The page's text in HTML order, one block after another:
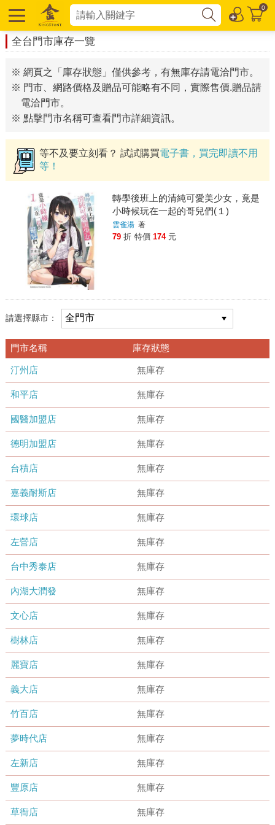
0
全台門市庫存一覽
※ 網頁之「庫存狀態」僅供參考，有無庫存請電洽門市。
※ 門市、網路價格及贈品可能略有不同，實際售價.贈品請
電洽門市。
※ 點擊門市名稱可查看門市詳細資訊。
等不及要立刻看？ 試試購買電子書，買完即讀不用
等！
轉學後班上的清純可愛美少女，竟是
小時候玩在一起的哥兒們(１)
雲雀湯 著
79 折 特價 174 元
請選擇縣市：
門市名稱 庫存狀態
汀州店 無庫存
和平店 無庫存
國醫加盟店 無庫存
德明加盟店 無庫存
台積店 無庫存
嘉義耐斯店 無庫存
環球店 無庫存
左營店 無庫存
台中秀泰店 無庫存
內湖大潤發 無庫存
文心店 無庫存
樹林店 無庫存
麗寶店 無庫存
義大店 無庫存
竹百店 無庫存
夢時代店 無庫存
左新店 無庫存
豐原店 無庫存
草衙店 無庫存